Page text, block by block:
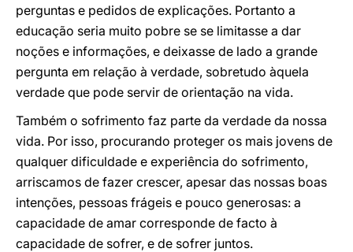
perguntas e pedidos de explicações. Portanto a
educação seria muito pobre se se limitasse a dar
noções e informações, e deixasse de lado a grande
pergunta em relação à verdade, sobretudo àquela
verdade que pode servir de orientação na vida.
Também o sofrimento faz parte da verdade da nossa
vida. Por isso, procurando proteger os mais jovens de
qualquer dificuldade e experiência do sofrimento,
arriscamos de fazer crescer, apesar das nossas boas
intenções, pessoas frágeis e pouco generosas: a
capacidade de amar corresponde de facto à
capacidade de sofrer, e de sofrer juntos.